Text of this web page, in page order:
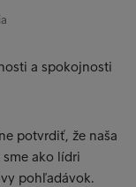
a spokojnosti
potvrdiť, že naša
ako lídri
pohľadávok.